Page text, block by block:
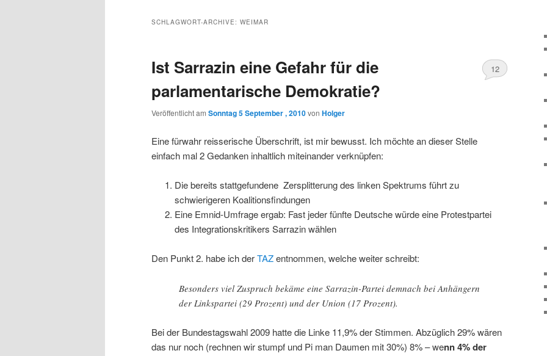
wechseln
SCHLAGWORT-ARCHIVE: WEIMAR
Ist Sarrazin eine Gefahr für die
parlamentarische Demokratie?
Veröffentlicht am Sonntag 5 September , 2010von Holger
12
Eine fürwahr reisserische Überschrift, ist mir bewusst. Ich möchte an dieser Stelle
einfach mal 2 Gedanken inhaltlich miteinander verknüpfen:
Die bereits stattgefundene Zersplitterung des linken Spektrums führt zu
schwierigeren Koalitionsfindungen
Eine Emnid-Umfrage ergab: Fast jeder fünfte Deutsche würde eine Protestpartei
des Integrationskritikers Sarrazin wählen
Den Punkt 2. habe ich derTAZentnommen, welche weiter schreibt:
Besonders viel Zuspruch bekäme eine Sarrazin-Partei demnach bei Anhängern
der Linkspartei (29 Prozent) und der Union (17 Prozent).
Bei der Bundestagswahl 2009 hatte die Linke 11,9% der Stimmen. Abzüglich 29% wären
das nur noch (rechnen wir stumpf und Pi man Daumen mit 30%) 8% – wenn 4% der